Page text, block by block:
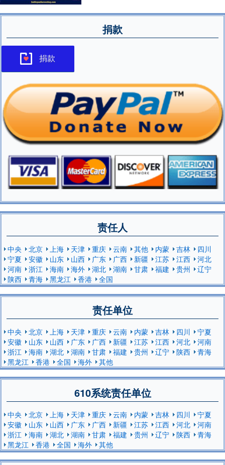
捐款
捐款
责任人
中央 北京 上海 天津 重庆 云南 其他 内蒙 吉林
四川
宁夏
安徽 山东 山西 广东 广西 新疆 江苏 江西
河北
河南
浙江 海南 海外 湖北 湖南 甘肃 福建 贵州
辽宁
陕西
青海 黑龙江 香港 全国
责任单位
中央 北京 上海 天津 重庆 云南 内蒙 吉林 四川
宁夏
安徽
山东 山西 广东 广西 新疆 江苏 江西 河北
河南
浙江
海南 湖北 湖南 甘肃 福建 贵州 辽宁 陕西
青海
黑龙江
香港 全国 海外 其他
610系统责任单位
中央 北京 上海 天津 重庆 云南 内蒙 吉林 四川
宁夏
安徽
山东 山西 广东 广西 新疆 江苏 江西 河北
河南
浙江
海南 湖北 湖南 甘肃 福建 贵州 辽宁 陕西
青海
黑龙江
香港 全国 海外 其他